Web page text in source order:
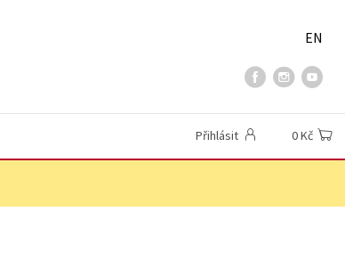
EN
Přihlásit 0 Kč